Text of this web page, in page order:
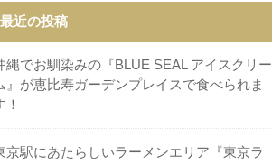
最近の投稿
縄でお馴染みの『BLUE SEAL アイスクリー
』が恵比寿ガーデンプレイスで食べられま
！
京駅にあたらしいラーメンエリア『東京ラ